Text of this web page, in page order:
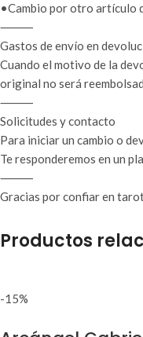
•Cambio por otro artículo
⸻
Gastos de envío en
Cuando el motivo de la
original no será
⸻
Solicitudes y contacto
Para iniciar un cambio o
Te responderemos en un
⸻
Gracias por confiar en
Productos
-15%